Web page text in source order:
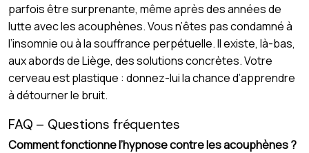
parfois être surprenante, même après des années de
lutte avec les acouphènes. Vous n’êtes pas condamné à
l’insomnie ou à la souffrance perpétuelle. Il existe, là-bas,
aux abords de Liège, des solutions concrètes. Votre
cerveau est plastique : donnez-lui la chance d’apprendre
à détourner le bruit.
FAQ – Questions fréquentes
Comment fonctionne l’hypnose contre les acouphènes ?